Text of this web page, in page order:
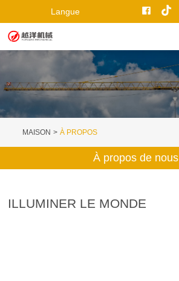
Langue
MAISON À PROPOS
À propos de nous
ILLUMINER LE MONDE